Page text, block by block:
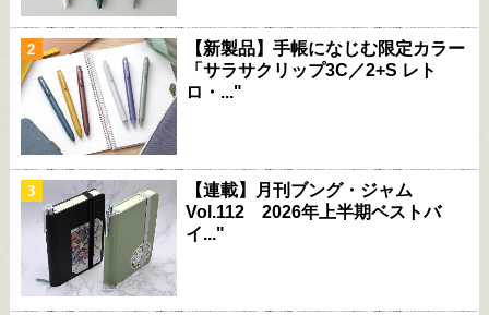
【新製品】手帳になじむ限定カラー
「サラサクリップ3C／2+S レト
ロ・..."
【連載】月刊ブング・ジャム
Vol.112 2026年上半期ベストバ
イ..."